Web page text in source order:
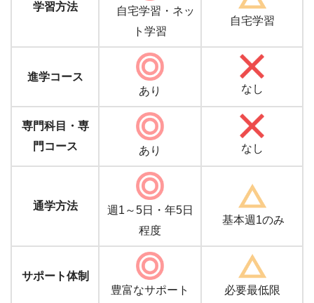
学習方法
自宅学習・ネッ
ト学習
自宅学習
進学コース
あり
なし
専門科目・専
門コース
あり なし
通学方法
週1～5日・年5日
程度
基本週1のみ
サポート体制
豊富なサポート
必要最低限